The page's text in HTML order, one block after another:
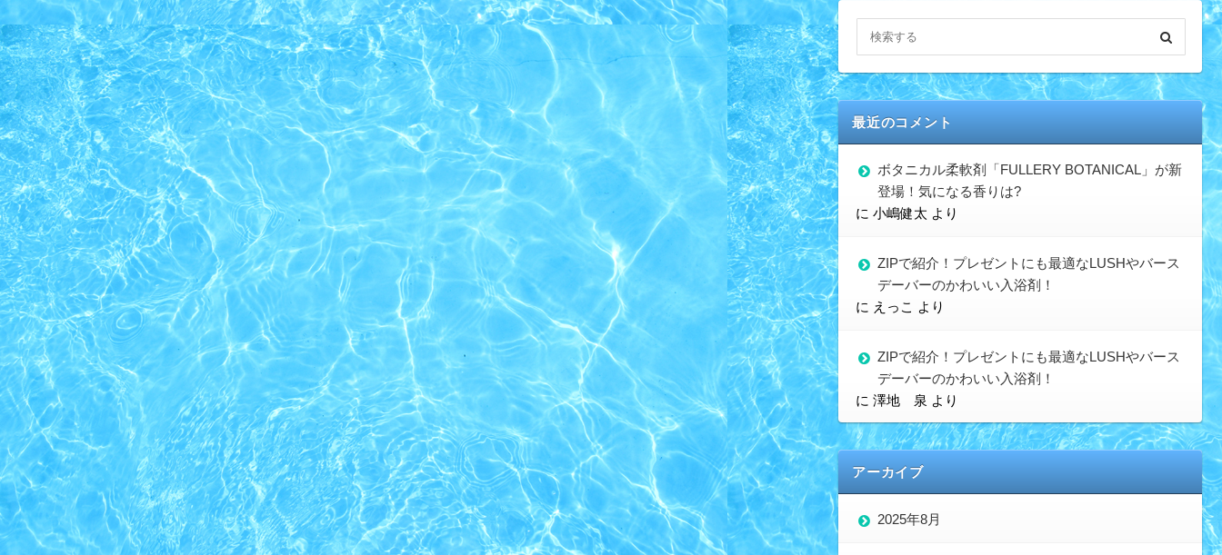
最近のコメント
ボタニカル柔軟剤「FULLERY BOTANICAL」が新
登場！気になる香りは?
に 小嶋健太 より
ZIPで紹介！プレゼントにも最適なLUSHやバース
デーバーのかわいい入浴剤！
に えっこ より
ZIPで紹介！プレゼントにも最適なLUSHやバース
デーバーのかわいい入浴剤！
に 澤地 泉 より
アーカイブ
2025年8月